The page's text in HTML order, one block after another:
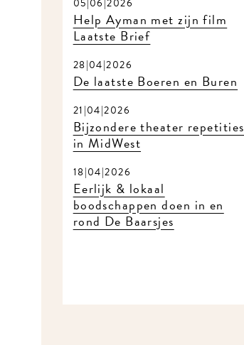
05|06|2026
Help Ayman met zijn film
Laatste Brief
28|04|2026
De laatste Boeren en Buren
21|04|2026
Bijzondere theater repetities
in MidWest
18|04|2026
Eerlijk & lokaal
boodschappen doen in en
rond De Baarsjes